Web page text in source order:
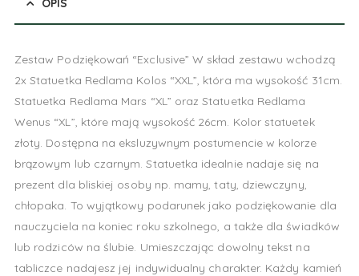
Zestaw Podziękowań “Exclusive” W skład zestawu wchodzą
2x Statuetka Redlama Kolos “XXL”, która ma wysokość 31cm.
Statuetka Redlama Mars “XL” oraz Statuetka Redlama
Wenus “XL”, które mają wysokość 26cm. Kolor statuetek
złoty. Dostępna na eksluzywnym postumencie w kolorze
brązowym lub czarnym. Statuetka idealnie nadaje się na
prezent dla bliskiej osoby np. mamy, taty, dziewczyny,
chłopaka. To wyjątkowy podarunek jako podziękowanie dla
nauczyciela na koniec roku szkolnego, a także dla świadków
lub rodziców na ślubie. Umieszczając dowolny tekst na
tabliczce nadajesz jej indywidualny charakter. Każdy kamień